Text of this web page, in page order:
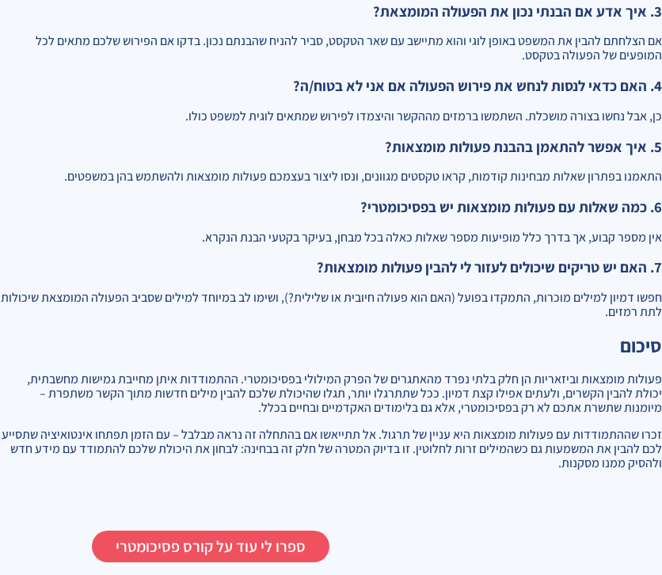
3. איך אדע אם הבנתי נכון את הפעולה המומצאת?
אם הצלחתם להבין את המשפט באופן לוגי והוא מתיישב עם שאר הטקסט, סביר להניח שהבנתם נכון. בדקו אם הפירוש שלכם מתאים לכל
המופעים של הפעולה בטקסט.
4. האם כדאי לנסות לנחש את פירוש הפעולה אם אני לא בטוח/ה?
כן, אבל נחשו בצורה מושכלת. השתמשו ברמזים מההקשר והיצמדו לפירוש שמתאים לוגית למשפט כולו.
5. איך אפשר להתאמן בהבנת פעולות מומצאות?
התאמנו בפתרון שאלות מבחינות קודמות, קראו טקסטים מגוונים, ונסו ליצור בעצמכם פעולות מומצאות ולהשתמש בהן במשפטים.
6. כמה שאלות עם פעולות מומצאות יש בפסיכומטרי?
אין מספר קבוע, אך בדרך כלל מופיעות מספר שאלות כאלה בכל מבחן, בעיקר בקטעי הבנת הנקרא.
7. האם יש טריקים שיכולים לעזור לי להבין פעולות מומצאות?
חפשו דמיון למילים מוכרות, התמקדו בפועל (האם הוא פעולה חיובית או שלילית?), ושימו לב במיוחד למילים שסביב הפעולה המומצאת שיכולות
לתת רמזים.
סיכום
פעולות מומצאות וביזאריות הן חלק בלתי נפרד מהאתגרים של הפרק המילולי בפסיכומטרי. ההתמודדות איתן מחייבת גמישות מחשבתית,
יכולת להבין הקשרים, ולעתים אפילו קצת דמיון. ככל שתתרגלו יותר, תגלו שהיכולת שלכם להבין מילים חדשות מתוך הקשר משתפרת –
מיומנות שתשרת אתכם לא רק בפסיכומטרי, אלא גם בלימודים האקדמיים ובחיים בכלל.
זכרו שההתמודדות עם פעולות מומצאות היא עניין של תרגול. אל תתייאשו אם בהתחלה זה נראה מבלבל – עם הזמן תפתחו אינטואיציה שתסייע
לכם להבין את המשמעות גם כשהמילים זרות לחלוטין. זו בדיוק המטרה של חלק זה בבחינה: לבחון את היכולת שלכם להתמודד עם מידע חדש
ולהסיק ממנו מסקנות.
ספרו לי עוד על קורס פסיכומטרי